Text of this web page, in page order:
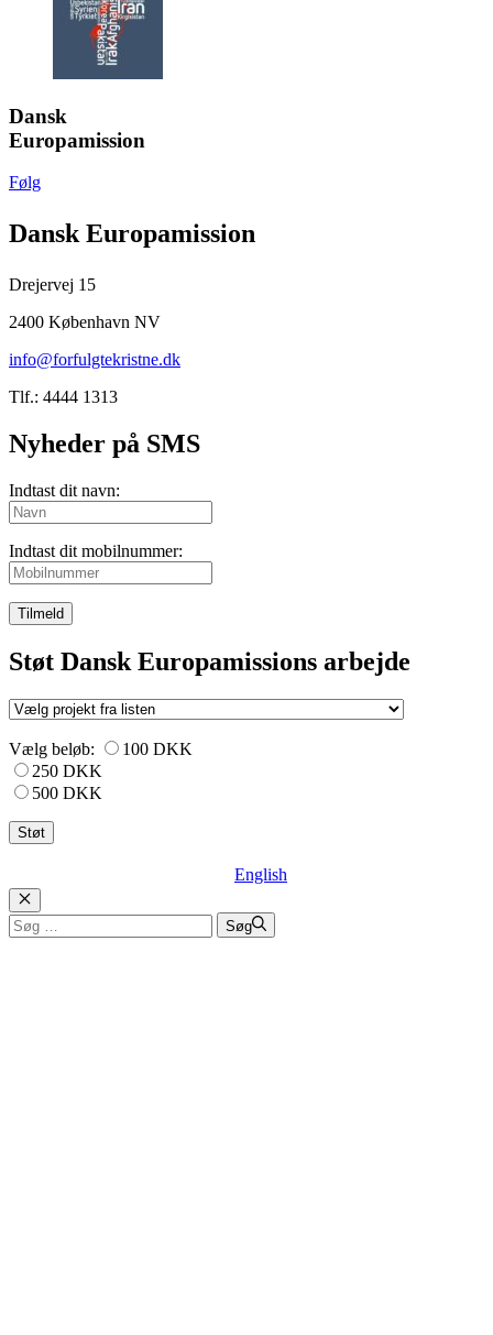
Dansk
Europamission
Følg
Dansk Europamission
Drejervej 15
2400 København NV
info@forfulgtekristne.dk
Tlf.: 4444 1313
Nyheder på SMS
Indtast dit navn:
Indtast dit mobilnummer:
Tilmeld
Støt Dansk Europamissions arbejde
Vælg beløb:
100 DKK
250 DKK
500 DKK
English
Luk
Søg
efter:
Søg